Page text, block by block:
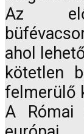
Az
ahol
kötetlen
felmerülő
A Római